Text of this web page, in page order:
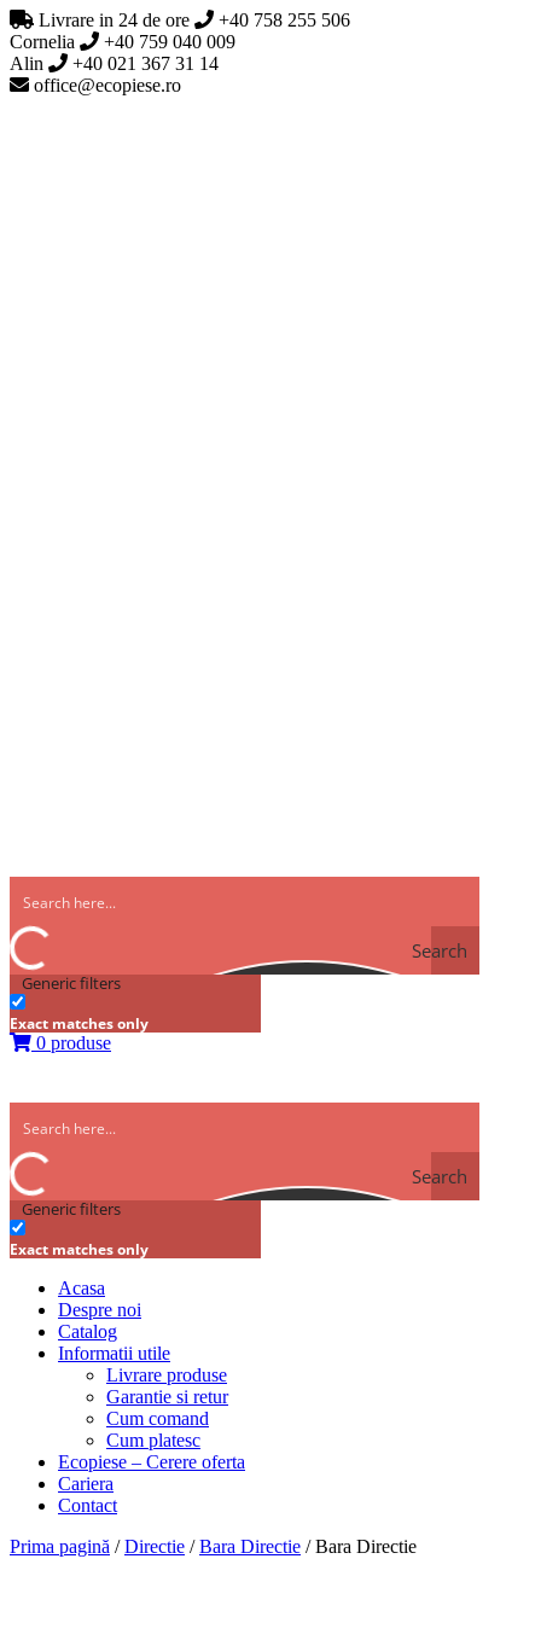
Livrare in 24 de ore
+40 758 255 506
Cornelia
+40 759 040 009
Alin
+40 021 367 31 14
office@ecopiese.ro
Search
Generic filters
Exact matches only
0 produse
Search
Generic filters
Exact matches only
Acasa
Despre noi
Catalog
Informatii utile
Livrare produse
Garantie si retur
Cum comand
Cum platesc
Ecopiese – Cerere oferta
Cariera
Contact
Prima pagină /Directie /Bara Directie / Bara Directie